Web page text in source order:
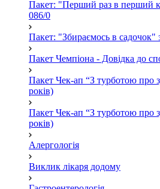
Пакет: "Перший раз в перший
086/0
Пакет: "Збираємось в садочок"
Пакет Чемпіона - Довідка до
Пакет Чек-ап “З турботою про
років)
Пакет Чек-ап “З турботою про
років)
Алергологія
Виклик лікаря додому